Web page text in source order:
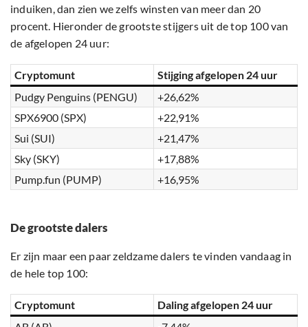
induiken, dan zien we zelfs winsten van meer dan 20
procent. Hieronder de grootste stijgers uit de top 100 van
de afgelopen 24 uur:
Cryptomunt
Stijging afgelopen 24 uur
Pudgy Penguins (PENGU)
+26,62%
SPX6900 (SPX)
+22,91%
Sui (SUI)
+21,47%
Sky (SKY)
+17,88%
Pump.fun (PUMP)
+16,95%
De grootste dalers
Er zijn maar een paar zeldzame dalers te vinden vandaag in
de hele top 100:
Cryptomunt
Daling afgelopen 24 uur